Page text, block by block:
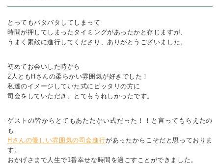
とってもバタバタしてしまって
時間が押してしまったタイミングがあったかと存じますが、
うまく素敵に進行してくださり、ありがとうございました。
初めてお会いした時から
2人ともHさんの柔らかい雰囲気が好きでした！
私達のイメージしていた式にピッタリの方に
司会をしていただき、とてもうれしかったです。
ゲストの皆からとてもあたたかい式だった！！と言ってもらえたの
も
Hさんの優しい雰囲気の司会進行があったからこそだと思っておりま
す。
おかげさまで人生で1番幸せな時間を過ごすことができました。